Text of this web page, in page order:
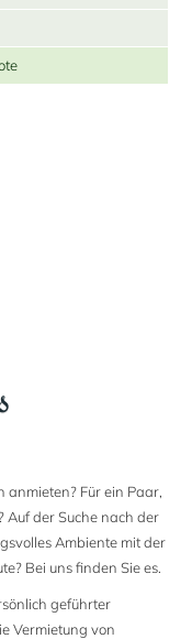
anmieten? Für ein Paar,
Auf der Suche nach der
Ambiente mit der
Bei uns finden Sie es.
geführter
Vermietung von